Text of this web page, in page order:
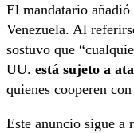
El mandatario
Venezuela. Al
sostuvo que
UU. está sujeto a
quienes cooperen
Este anuncio sigue a